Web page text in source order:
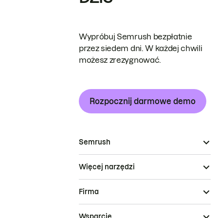
Wypróbuj Semrush bezpłatnie
przez siedem dni. W każdej chwili
możesz zrezygnować.
Rozpocznij darmowe demo
Semrush
Więcej narzędzi
Firma